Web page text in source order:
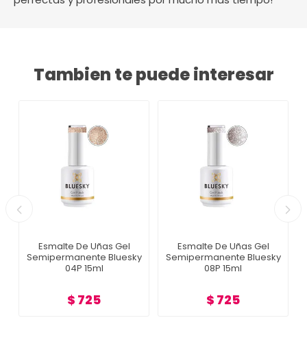
Tambien te puede interesar
Esmalte De Uñas Gel
Semipermanente Bluesky
04P 15ml
$ 725
Esmalte De Uñas Gel
Semipermanente Bluesky
08P 15ml
$ 725